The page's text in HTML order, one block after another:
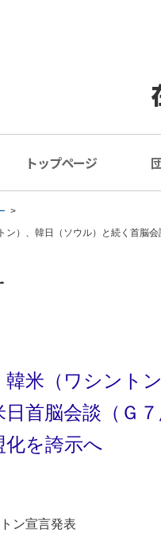
トップページ
ン）、韓日（ソウル）と続く首脳
米（ワシント
首脳会談（Ｇ
化を誇示へ
ン宣言発表